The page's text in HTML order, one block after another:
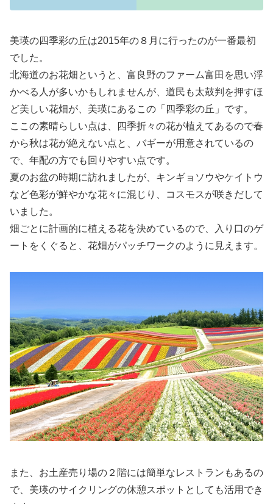
美瑛の四季彩の丘は2015年の８月に行ったのが一番最初
でした。
北海道のお花畑というと、富良野のファーム富田を思い浮
かべる人が多いかもしれませんが、道民も太鼓判を押すほ
ど美しい花畑が、美瑛にあるこの「四季彩の丘」です。
ここの素晴らしい点は、四季折々の花が植えてあるので春
から秋は花が絶えない点と、バギーが用意されているの
で、年配の方でも回りやすい点です。
夏のお盆の時期に訪れましたが、キンギョソウやケイトウ
など色彩が鮮やかな花々に混じり、コスモスが咲きだして
いました。
畑ごとに計画的に植える花を決めているので、入り口のゲ
ートをくぐると、花畑がパッチワークのように見えます。
また、お土産売り場の２階には簡単なレストランもあるの
で、美瑛のサイクリングの休憩スポットとしても活用でき